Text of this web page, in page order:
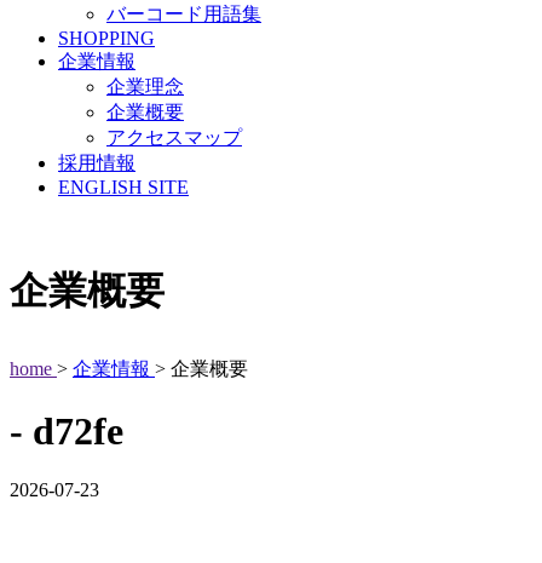
バーコード用語集
SHOPPING
企業情報
企業理念
企業概要
アクセスマップ
採用情報
ENGLISH SITE
企業概要
home > 企業情報 > 企業概要
- d72fe
2026-07-23